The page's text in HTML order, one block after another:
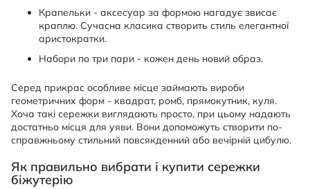
Крапельки - аксесуар за формою нагадує звисає
краплю. Сучасна класика створить стиль елегантної
аристократки.
Набори по три пари - кожен день новий образ.
Серед прикрас особливе місце займають вироби
геометричних форм - квадрат, ромб, прямокутник, куля.
Хоча такі сережки виглядають просто, при цьому надають
достатньо місця для уяви. Вони допоможуть створити по-
справжньому стильний повсякденний або вечірній цибулю.
Як правильно вибрати і купити сережки
біжутерію